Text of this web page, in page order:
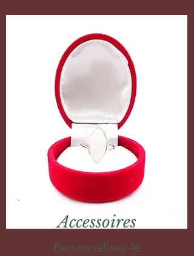
Accessoires
Personnalisez-le